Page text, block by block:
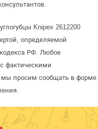
Knipex 2612200
определяемой
РФ. Любое
фактическими
мы просим сообщать в форме